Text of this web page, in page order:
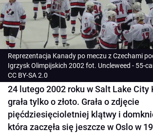
Reprezentacja Kanady po meczu z Czechami
Igrzysk Olimpijskich 2002 fot. Uncleweed - 55-
CC BY-SA 2.0
24 lutego 2002 roku w Salt Lake City
grała tylko o złoto. Grała o zdjęcie
pięćdziesięcioletniej klątwy i
która zaczęła się jeszcze w Oslo w